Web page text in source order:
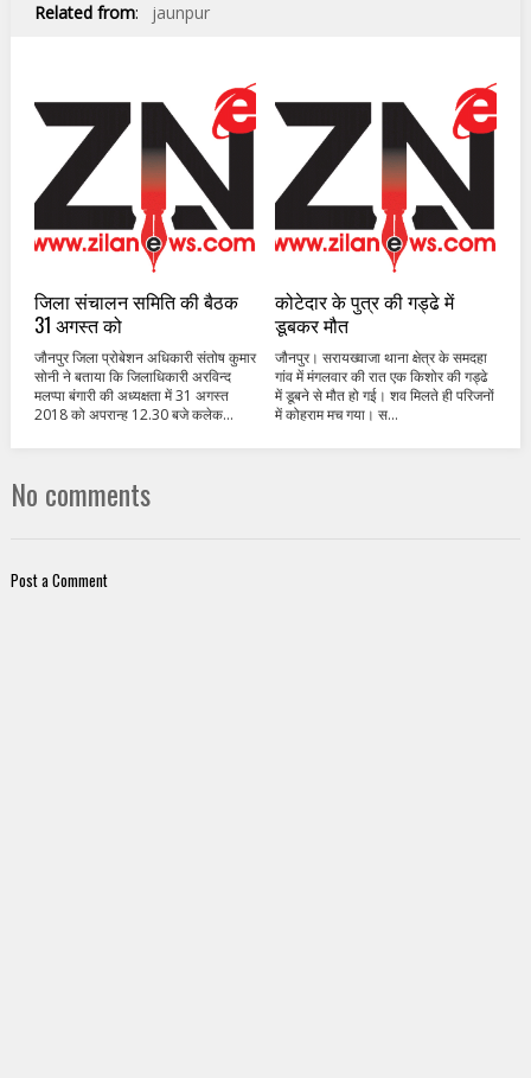
Related from: jaunpur
जिला संचालन समिति की बैठक
31 अगस्त को
जौनपुर जिला प्रोबेशन अधिकारी संतोष कुमार
सोनी ने बताया कि जिलाधिकारी अरविन्द
मलप्पा बंगारी की अध्यक्षता में 31 अगस्त
2018 को अपरान्ह 12.30 बजे कलेक...
कोटेदार के पुत्र की गड्ढे में
डूबकर मौत
जौनपुर। सरायख्वाजा थाना क्षेत्र के समदहा
गांव में मंगलवार की रात एक किशोर की गड्ढे
में डूबने से मौत हो गई। शव मिलते ही परिजनों
में कोहराम मच गया। स...
No comments
Post a Comment